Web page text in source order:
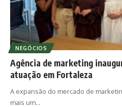
NEGÓCIOS
Agência de marketing
atuação em Fortaleza
A expansão do mercado de
mais um…